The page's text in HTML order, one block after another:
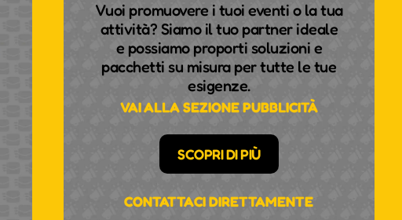
Vuoi promuovere i tuoi eventi o la tua
attività? Siamo il tuo partner ideale
e possiamo proporti soluzioni e
pacchetti su misura per tutte le tue
esigenze.
VAI ALLA SEZIONE PUBBLICITÀ
SCOPRI DI PIÙ
CONTATTACI DIRETTAMENTE